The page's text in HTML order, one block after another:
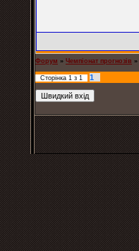
Форум » Чемпіонат прогнозів »
Сторінка 1 з 1 1